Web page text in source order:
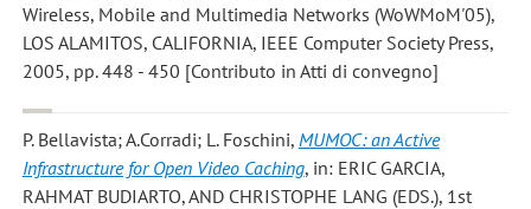
Wireless, Mobile and Multimedia Networks (WoWMoM'05),
LOS ALAMITOS, CALIFORNIA, IEEE Computer Society Press,
2005, pp. 448 - 450 [Contributo in Atti di convegno]
P. Bellavista; A.Corradi; L. Foschini, MUMOC: an Active
Infrastructure for Open Video Caching, in: ERIC GARCIA,
RAHMAT BUDIARTO, AND CHRISTOPHE LANG (EDS.), 1st